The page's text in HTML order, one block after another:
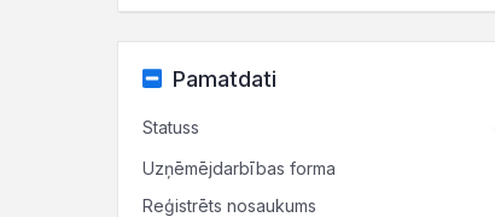
Pamatdati
Statuss
Uzņēmējdarbības forma
Reģistrēts nosaukums